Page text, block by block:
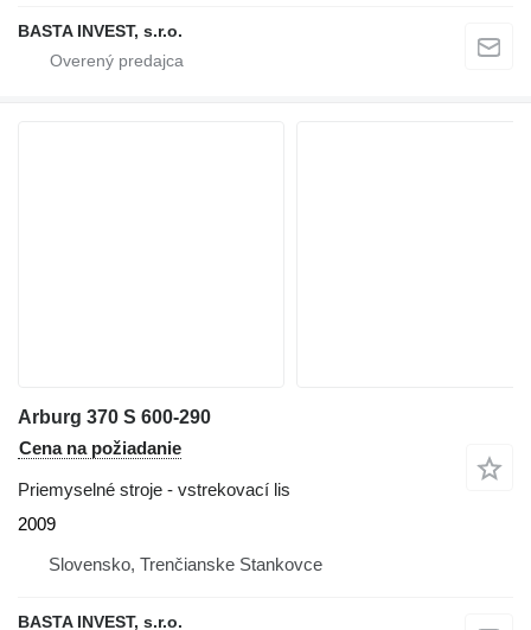
BASTA INVEST, s.r.o.
Arburg 370 S 600-290
Cena na požiadanie
Priemyselné stroje - vstrekovací lis
2009
Slovensko, Trenčianske Stankovce
BASTA INVEST, s.r.o.